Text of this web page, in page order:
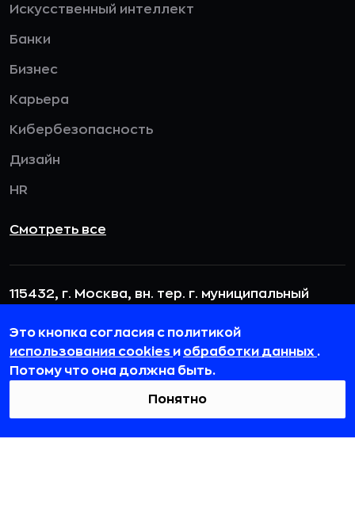
Искусственный интеллект
Банки
Бизнес
Карьера
Кибербезопасность
Дизайн
HR
Смотреть все
115432, г. Москва, вн. тер. г. муниципальный
Это кнопка согласия с политикой
использования cookies и обработки данных .
Потому что она должна быть.
Понятно